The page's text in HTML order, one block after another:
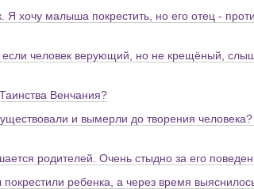
хочу малыша покрестить, но его отец -
человек верующий, но не крещёный,
Венчания?
и вымерли до творения
родителей. Очень стыдно за его
ребенка, а через время